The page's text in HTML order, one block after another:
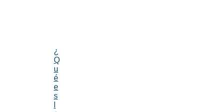
¿
Q
u
é
e
s